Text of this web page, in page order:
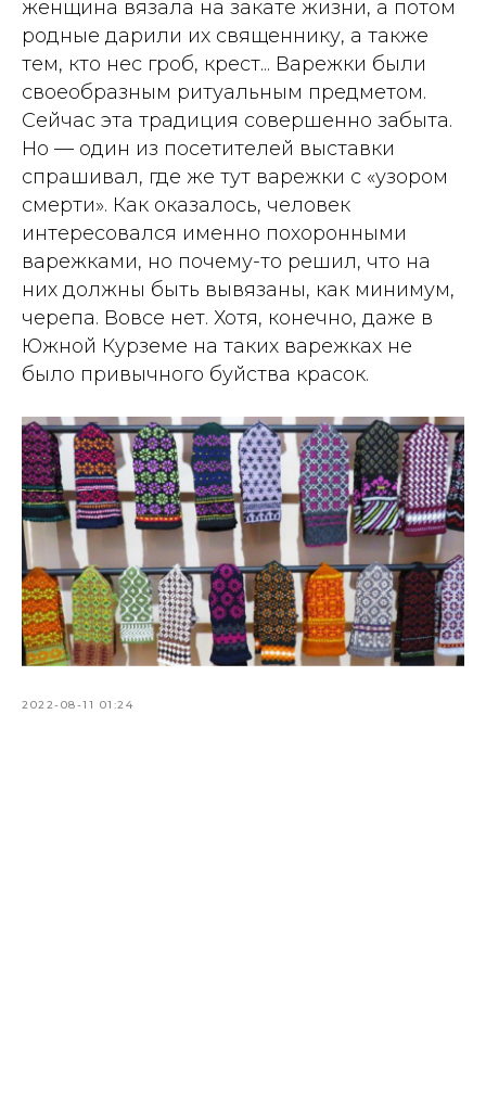
женщина вязала на закате жизни, а потом
родные дарили их священнику, а также
тем, кто нес гроб, крест... Варежки были
своеобразным ритуальным предметом.
Сейчас эта традиция совершенно забыта.
Но — один из посетителей выставки
спрашивал, где же тут варежки с «узором
смерти». Как оказалось, человек
интересовался именно похоронными
варежками, но почему-то решил, что на
них должны быть вывязаны, как минимум,
черепа. Вовсе нет. Хотя, конечно, даже в
Южной Курземе на таких варежках не
было привычного буйства красок.
2022-08-11 01:24